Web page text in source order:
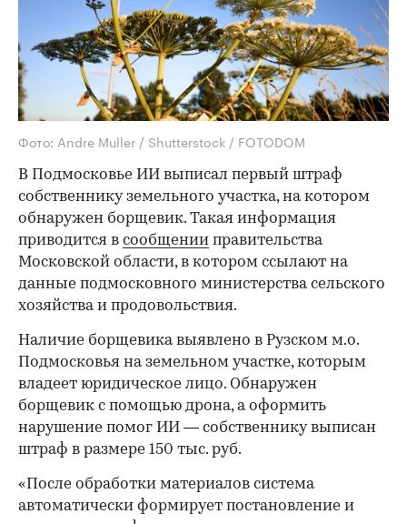
Фото: Andre Muller / Shutterstock / FOTODOM
В Подмосковье ИИ выписал первый штраф
собственнику земельного участка, на котором
обнаружен борщевик. Такая информация
приводится в сообщении правительства
Московской области, в котором ссылают на
данные подмосковного министерства сельского
хозяйства и продовольствия.
Наличие борщевика выявлено в Рузском м.о.
Подмосковья на земельном участке, которым
владеет юридическое лицо. Обнаружен
борщевик с помощью дрона, а оформить
нарушение помог ИИ — собственнику выписан
штраф в размере 150 тыс. руб.
«После обработки материалов система
автоматически формирует постановление и